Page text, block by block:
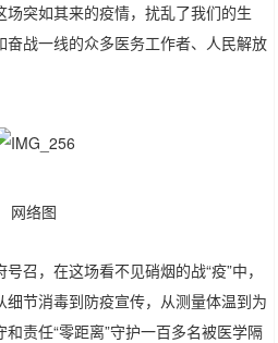
突如其来的疫情，扰乱了我们的生
战一线的众多医务工作者、人民解放
网络图
召，在这场看不见硝烟的战“疫”中，
节消毒到防疫宣传，从测量体温到为
责任“零距离”守护一百多名被医学隔